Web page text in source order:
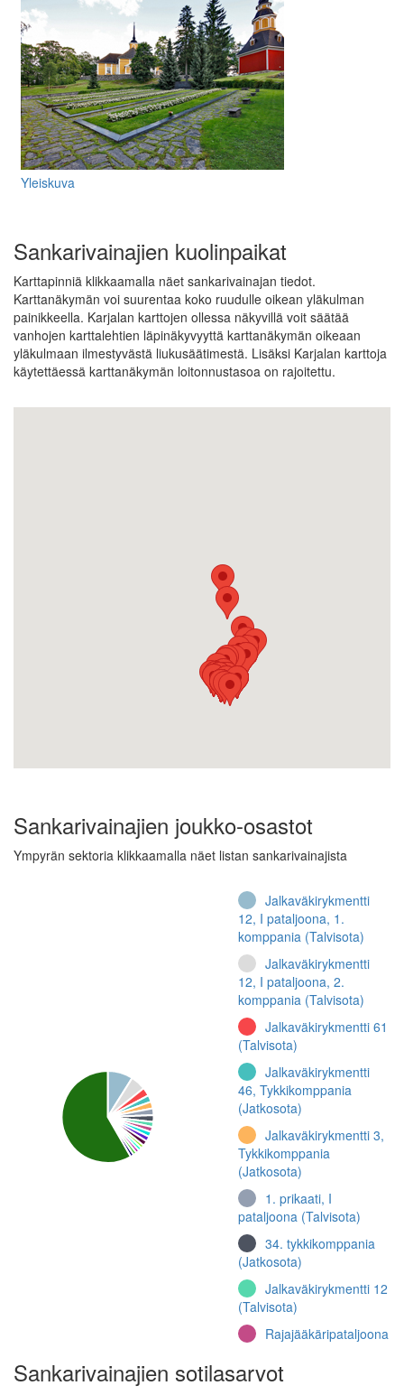
Yleiskuva
Sankarivainajien kuolinpaikat
Karttapinniä klikkaamalla näet sankarivainajan tiedot.
Karttanäkymän voi suurentaa koko ruudulle oikean yläkulman
painikkeella. Karjalan karttojen ollessa näkyvillä voit säätää
vanhojen karttalehtien läpinäkyvyyttä karttanäkymän oikeaan
yläkulmaan ilmestyvästä liukusäätimestä. Lisäksi Karjalan karttoja
käytettäessä karttanäkymän loitonnustasoa on rajoitettu.
Sankarivainajien joukko-osastot
Ympyrän sektoria klikkaamalla näet listan sankarivainajista
Jalkaväkirykmentti
12, I pataljoona, 1.
komppania (Talvisota)
Jalkaväkirykmentti
12, I pataljoona, 2.
komppania (Talvisota)
Jalkaväkirykmentti 61
(Talvisota)
Jalkaväkirykmentti
46, Tykkikomppania
(Jatkosota)
Jalkaväkirykmentti 3,
Tykkikomppania
(Jatkosota)
1. prikaati, I
pataljoona (Talvisota)
34. tykkikomppania
(Jatkosota)
Jalkaväkirykmentti 12
(Talvisota)
Rajajääkäripataljoona
(Jatkosota)
Sankarivainajien sotilasarvot